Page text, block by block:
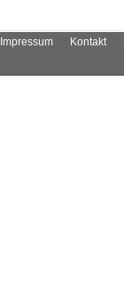
Impressum Kontakt